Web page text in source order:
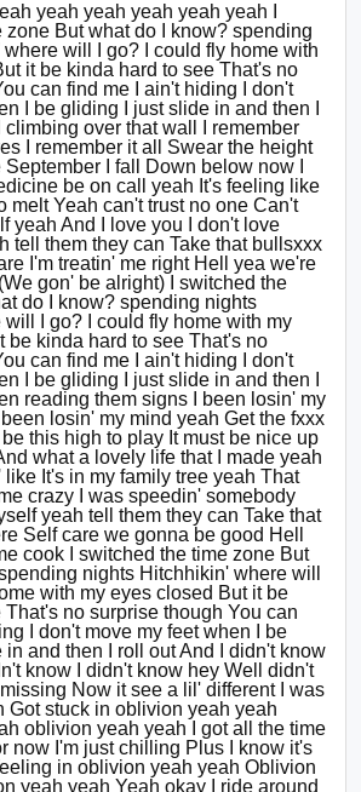
yeah yeah yeah yeah yeah I
zone But what do I know? spending
will I go? I could fly home with
it be kinda hard to see That's no
can find me I ain't hiding I don't
I be gliding I just slide in and then I
over that wall I remember
I remember it all Swear the height
I fall Down below now I
be on call yeah It's feeling like
melt Yeah can't trust no one Can't
yeah And I love you I don't love
tell them they can Take that bullsxxx
I'm treatin' me right Hell yea we're
gon' be alright) I switched the
do I know? spending nights
I go? I could fly home with my
be kinda hard to see That's no
can find me I ain't hiding I don't
I be gliding I just slide in and then I
reading them signs I been losin' my
been losin' my mind yeah Get the fxxx
this high to play It must be nice up
what a lovely life that I made yeah
like It's in my family tree yeah That
crazy I was speedin' somebody
yeah tell them they can Take that
Self care we gonna be good Hell
cook I switched the time zone But
nights Hitchhikin' where will
with my eyes closed But it be
That's no surprise though You can
I don't move my feet when I be
and then I roll out And I didn't know
know I didn't know hey Well didn't
Now it see a lil' different I was
Got stuck in oblivion yeah yeah
oblivion yeah yeah I got all the time
now I'm just chilling Plus I know it's
in oblivion yeah yeah Oblivion
yeah yeah Yeah okay I ride around